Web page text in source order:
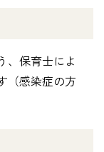
、保育士によ
（感染症の方